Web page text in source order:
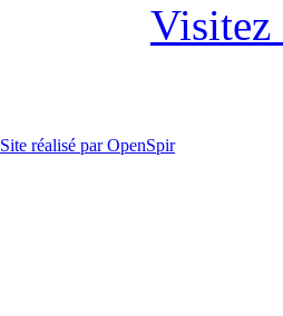
Visitez
Site réalisé par OpenSpir